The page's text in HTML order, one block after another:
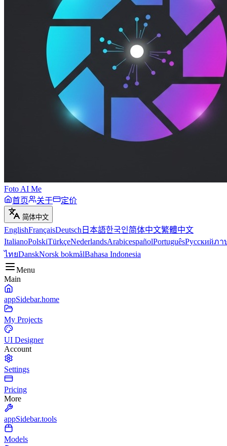
Foto AI Me
首页
关于 定价
简体中文
EnglishFrançaisDeutsch 日本語한국인简体中文繁體中文
ItalianoPolskiTürkçeNederlandsArabicespañolPortuguêsРусскийภา
ไทยDanskNorsk bokmålBahasa Indonesia
Menu
Main
appSidebar.home
My Projects
UI Designer
Account
Settings
Pricing
More
appSidebar.tools
Models